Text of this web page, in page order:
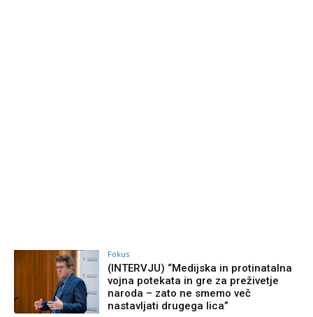
Fokus
(INTERVJU) “Medijska in protinatalna
vojna potekata in gre za preživetje
naroda – zato ne smemo več
nastavljati drugega lica”